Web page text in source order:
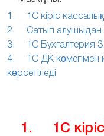
1. 1С кіріс
2. Сатып алушыдан
3. 1С Бухгалтерия
4. 1С ДК көмегімен
көрсетіледі
1. 1С